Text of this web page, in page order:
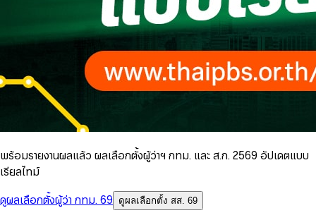
พร้อมรายงานผลแล้ว ผลเลือกตั้งผู้ว่าฯ กทม. และ ส.ก. 2569 อัปเดตแบบ
เรียลไทม์
ดูผลเลือกตั้งผู้ว่า กทม. 69
ดูผลเลือกตั้ง สส. 69